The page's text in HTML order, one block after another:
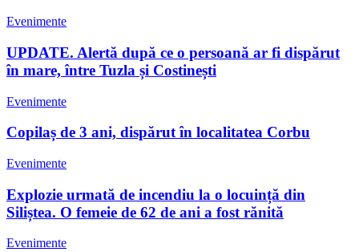
Evenimente
UPDATE. Alertă după ce o persoană ar fi dispărut
în mare, între Tuzla și Costinești
Evenimente
Copilaș de 3 ani, dispărut în localitatea Corbu
Evenimente
Explozie urmată de incendiu la o locuință din
Siliștea. O femeie de 62 de ani a fost rănită
Evenimente